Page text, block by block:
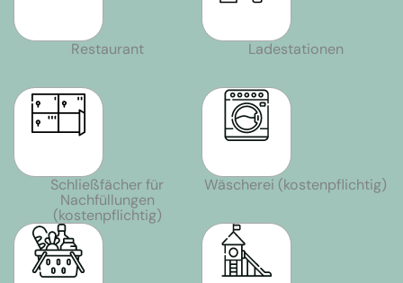
Restaurant Ladestationen
Schließfächer für
Nachfüllungen
(kostenpflichtig)
Wäscherei (kostenpflichtig)